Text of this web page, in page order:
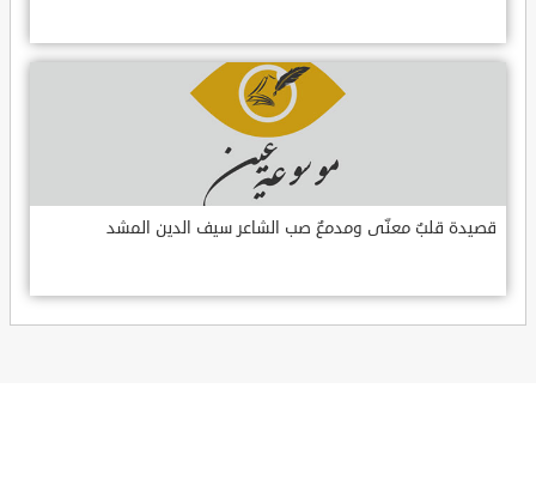
قصيدة قلبٌ معنّى ومدمعٌ صب الشاعر سيف الدين المشد